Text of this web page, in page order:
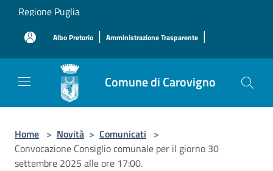
Salta al contenuto principale
Regione Puglia
Albo Pretorio | Amministrazione Trasparente |
Comune di Carovigno
Home > Novità > Comunicati >
Convocazione Consiglio comunale per il giorno 30
settembre 2025 alle ore 17:00.